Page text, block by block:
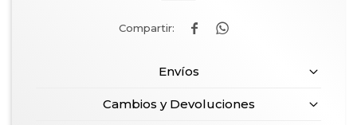
 
Envíos
Cambios y Devoluciones